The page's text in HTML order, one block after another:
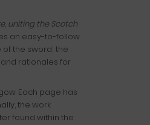
uniting the Scotch
an easy-to-follow
the sword; the
rationales for
Each page has
the work
found within the